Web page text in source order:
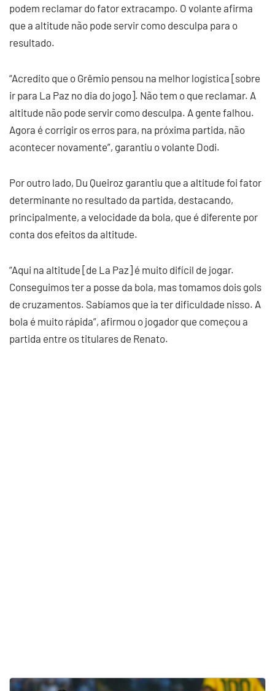
podem reclamar do fator extracampo. O volante afirma
que a altitude não pode servir como desculpa para o
resultado.
“Acredito que o Grêmio pensou na melhor logística [sobre
ir para La Paz no dia do jogo]. Não tem o que reclamar. A
altitude não pode servir como desculpa. A gente falhou.
Agora é corrigir os erros para, na próxima partida, não
acontecer novamente”, garantiu o volante Dodi.
Por outro lado, Du Queiroz garantiu que a altitude foi fator
determinante no resultado da partida, destacando,
principalmente, a velocidade da bola, que é diferente por
conta dos efeitos da altitude.
“Aqui na altitude [de La Paz] é muito difícil de jogar.
Conseguimos ter a posse da bola, mas tomamos dois gols
de cruzamentos. Sabíamos que ia ter dificuldade nisso. A
bola é muito rápida”, afirmou o jogador que começou a
partida entre os titulares de Renato.